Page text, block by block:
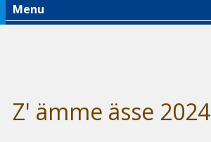
Menu
Z' ämme ässe 2024